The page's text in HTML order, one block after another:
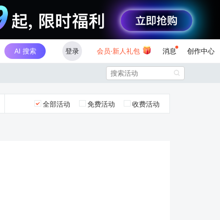
AI 搜索 登录 会员·新人礼包 消息 创作中心

全部活动 免费活动 收费活动